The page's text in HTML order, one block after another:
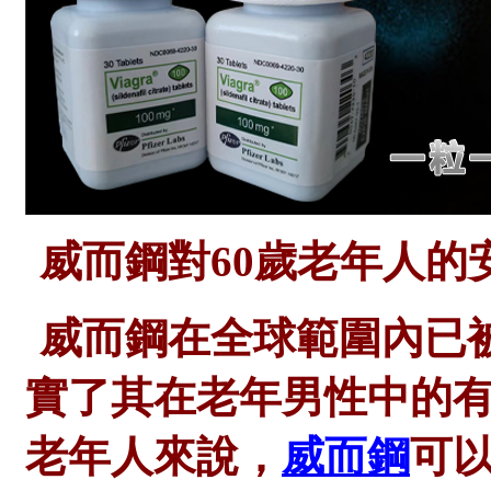
威而鋼對60歲老年人的
威而鋼在全球範圍內已
實了其在老年男性中的
老年人來說， 威而鋼可